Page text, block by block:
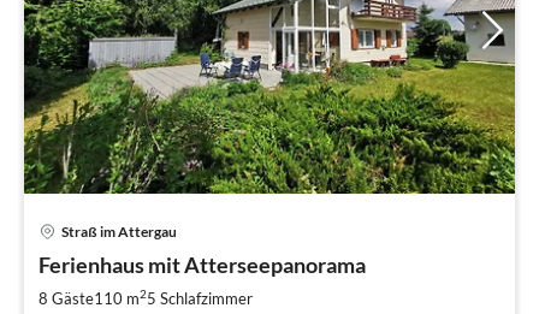
Straß im Attergau
Ferienhaus mit Atterseepanorama
8 Gäste110 m25 Schlafzimmer